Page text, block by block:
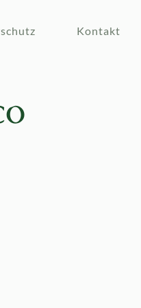
Kontakt